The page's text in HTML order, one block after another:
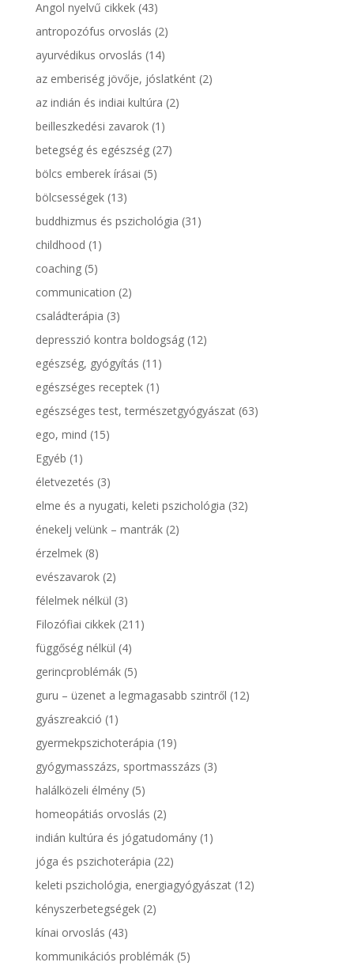
Angol nyelvű cikkek(43)
antropozófus orvoslás (2)
ayurvédikus orvoslás (14)
az emberiség jövője, jóslatként(2)
az indián és indiai kultúra (2)
beilleszkedési zavarok(1)
betegség és egészség(27)
bölcs emberek írásai (5)
bölcsességek(13)
buddhizmus és pszichológia (31)
childhood (1)
coaching(5)
communication (2)
családterápia (3)
depresszió kontra boldogság(12)
egészség, gyógyítás (11)
egészséges receptek(1)
egészséges test, természetgyógyászat(63)
ego, mind (15)
Egyéb (1)
életvezetés (3)
elme és a nyugati, keleti pszichológia (32)
énekelj velünk – mantrák(2)
érzelmek(8)
evészavarok(2)
félelmek nélkül (3)
Filozófiai cikkek(211)
függőség nélkül (4)
gerincproblémák(5)
guru – üzenet a legmagasabb szintről (12)
gyászreakció (1)
gyermekpszichoterápia (19)
gyógymasszázs, sportmasszázs (3)
halálközeli élmény(5)
homeopátiás orvoslás (2)
indián kultúra és jógatudomány(1)
jóga és pszichoterápia (22)
keleti pszichológia, energiagyógyászat(12)
kényszerbetegségek(2)
kínai orvoslás (43)
kommunikációs problémák(5)